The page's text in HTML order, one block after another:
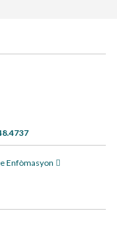
Enfòmasyon